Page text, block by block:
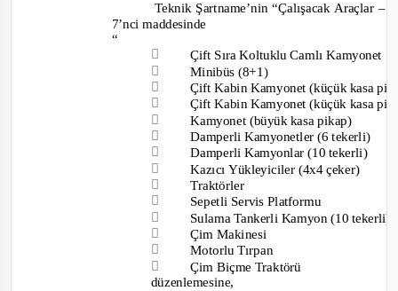
Teknik Şartname’nin “Çalışacak Araçlar
7’nci maddesinde
“














Çift Sıra Koltuklu Camlı Kamyonet
Minibüs (8+1)
Çift Kabin Kamyonet (küçük kasa
Çift Kabin Kamyonet (küçük kasa
Kamyonet (büyük kasa pikap)
Damperli Kamyonetler (6 tekerli)
Damperli Kamyonlar (10 tekerli)
Kazıcı Yükleyiciler (4x4 çeker)
Traktörler
Sepetli Servis Platformu
Sulama Tankerli Kamyon (10 tekerli)
Çim Makinesi
Motorlu Tırpan
Çim Biçme Traktörü
düzenlemesine,